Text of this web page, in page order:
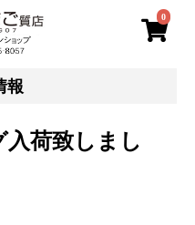
0
報
荷致しまし